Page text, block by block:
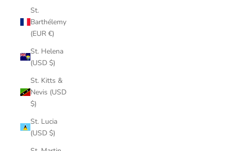
St.
Barthélemy
(EUR €)
St. Helena
(USD $)
St. Kitts &
Nevis (USD
$)
St. Lucia
(USD $)